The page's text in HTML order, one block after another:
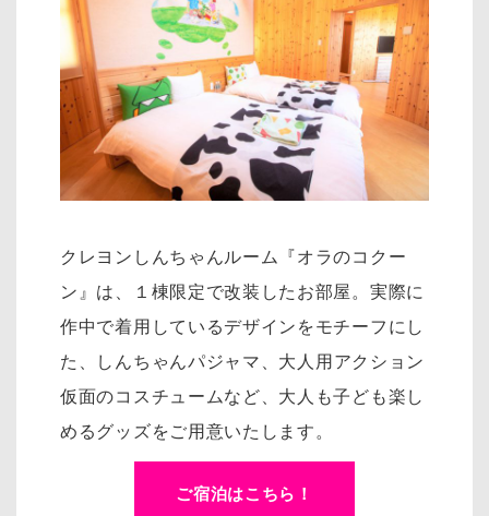
クレヨンしんちゃんルーム『オラのコクー
ン』は、１棟限定で改装したお部屋。実際に
作中で着用しているデザインをモチーフにし
た、
しんちゃんパジャマ、大人用アクション
仮面のコスチュームなど、大人も子ども楽し
めるグッズをご用意いたします。
ご宿泊はこちら！